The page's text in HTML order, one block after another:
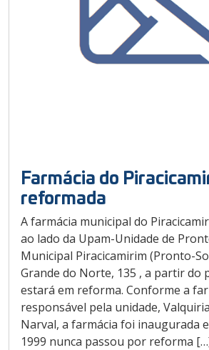
Farmácia do
reformada
A farmácia municipal do
ao lado da Upam-Unidade de
Municipal Piracicamirim (Pronto-
Grande do Norte, 135 , a partir do
estará em reforma. Conforme a
responsável pela unidade,
Narval, a farmácia foi inaugurada
1999 nunca passou por reforma